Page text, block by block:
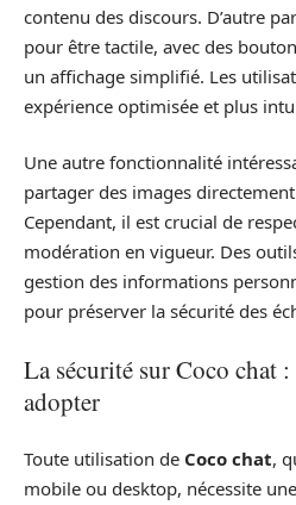
contenu des discours. D’autre
pour être tactile, avec des
un affichage simplifié. Les
expérience optimisée et plus
Une autre fonctionnalité
partager des images
Cependant, il est crucial de
modération en vigueur. Des
gestion des informations
pour préserver la sécurité des
La sécurité sur Coco chat
adopter
Toute utilisation de Coco chat,
mobile ou desktop, nécessite